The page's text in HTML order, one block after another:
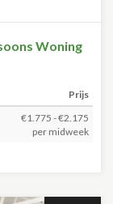
Woning
Prijs
€1.775 - €2.175
per midweek